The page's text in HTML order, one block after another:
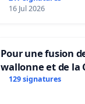
16 Jul 2026
Pour une fusion
wallonne et de la
française
129 signatures